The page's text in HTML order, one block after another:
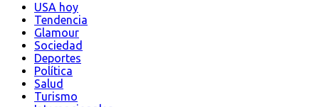
USA hoy
Tendencia
Glamour
Sociedad
Deportes
Política
Salud
Turismo